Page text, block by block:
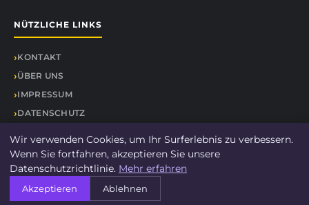
NÜTZLICHE LINKS
KONTAKT
ÜBER UNS
IMPRESSUM
DATENSCHUTZ
© 2026 Wolfpil. Alle Rechte vorbehalten
Wir verwenden Cookies, um Ihr Surferlebnis zu verbessern.
Wenn Sie fortfahren, akzeptieren Sie unsere
Datenschutzrichtlinie. Mehr erfahren
Akzeptieren Ablehnen